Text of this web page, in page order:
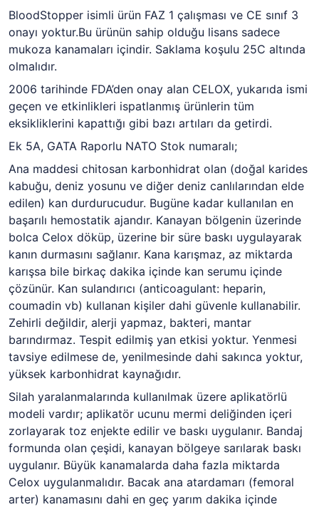
BloodStopper isimli ürün FAZ 1 çalışması ve CE sınıf 3
onayı yoktur.Bu ürünün sahip olduğu lisans sadece
mukoza kanamaları içindir. Saklama koşulu 25C altında
olmalıdır.
2006 tarihinde FDA’den onay alan CELOX, yukarıda ismi
geçen ve etkinlikleri ispatlanmış ürünlerin tüm
eksikliklerini kapattığı gibi bazı artıları da getirdi.
Ek 5A, GATA Raporlu NATO Stok numaralı;
Ana maddesi chitosan karbonhidrat olan (doğal karides
kabuğu, deniz yosunu ve diğer deniz canlılarından elde
edilen) kan durdurucudur. Bugüne kadar kullanılan en
başarılı hemostatik ajandır. Kanayan bölgenin üzerinde
bolca Celox döküp, üzerine bir süre baskı uygulayarak
kanın durmasını sağlanır. Kana karışmaz, az miktarda
karışsa bile birkaç dakika içinde kan serumu içinde
çözünür. Kan sulandırıcı (anticoagulant: heparin,
coumadin vb) kullanan kişiler dahi güvenle kullanabilir.
Zehirli değildir, alerji yapmaz, bakteri, mantar
barındırmaz. Tespit edilmiş yan etkisi yoktur. Yenmesi
tavsiye edilmese de, yenilmesinde dahi sakınca yoktur,
yüksek karbonhidrat kaynağıdır.
Silah yaralanmalarında kullanılmak üzere aplikatörlü
modeli vardır; aplikatör ucunu mermi deliğinden içeri
zorlayarak toz enjekte edilir ve baskı uygulanır. Bandaj
formunda olan çeşidi, kanayan bölgeye sarılarak baskı
uygulanır. Büyük kanamalarda daha fazla miktarda
Celox uygulanmalıdır. Bacak ana atardamarı (femoral
arter) kanamasını dahi en geç yarım dakika içinde